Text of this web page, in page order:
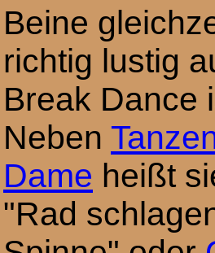
Beine
richtig lustig
Break Dance
Neben
Dame heißt
"Rad